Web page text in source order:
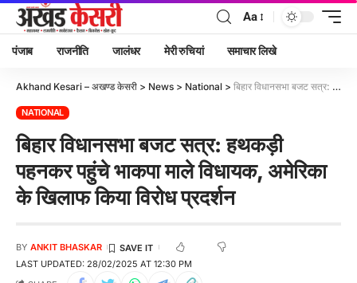
Aa
पंजाब राजनीति जालंधर मेरी रुचियां समाचार लिखे
Akhand Kesari – अखण्ड केसरी > News > National > बिहार विधानसभा बजट सत्र: हथकड़ी पहनकर पहुंचे भाकपा माले विधायक, अमेरिका के खिलाफ किया विरोध प्रदर्शन
NATIONAL
बिहार विधानसभा बजट सत्र: हथकड़ी
पहनकर पहुंचे भाकपा माले विधायक, अमेरिका
के खिलाफ किया विरोध प्रदर्शन
LAST UPDATED: 28/02/2025 AT 12:30 PM
BY ANKIT BHASKAR